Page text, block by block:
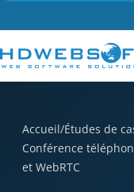
Accueil/Études de
Conférence
et WebRTC